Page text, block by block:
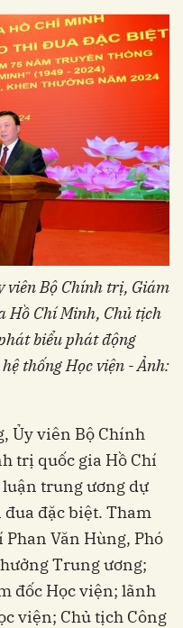
viên Bộ Chính trị, Giám
Hồ Chí Minh, Chủ tịch
biểu phát động
thống Học viện - Ảnh:
Ủy viên Bộ Chính
trị quốc gia Hồ Chí
trung ương dự
đặc biệt. Tham
Văn Hùng, Phó
Trung ương;
đốc Học viện; lãnh
viện; Chủ tịch Công